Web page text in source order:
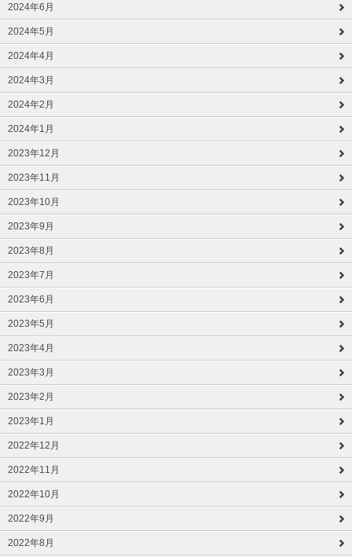
2024年6月
2024年5月
2024年4月
2024年3月
2024年2月
2024年1月
2023年12月
2023年11月
2023年10月
2023年9月
2023年8月
2023年7月
2023年6月
2023年5月
2023年4月
2023年3月
2023年2月
2023年1月
2022年12月
2022年11月
2022年10月
2022年9月
2022年8月